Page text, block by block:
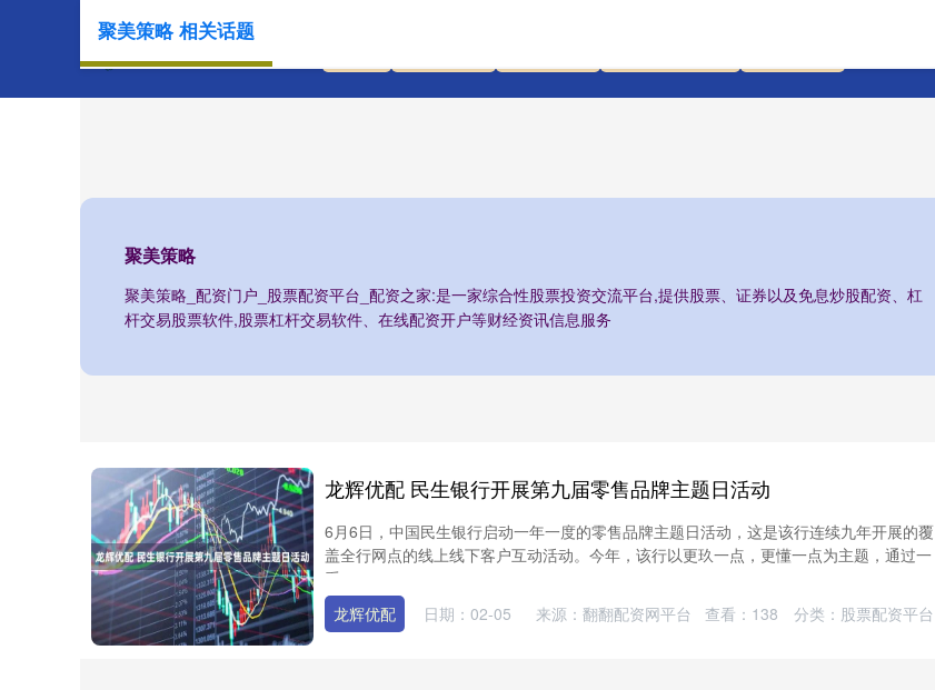
聚美策略
聚美策略_配资门户_股票配资平台_配资之家:是一家综合性股票投资交流平台,提供股票、证券以及免息炒股配资、杠
杆交易股票软件,股票杠杆交易软件、在线配资开户等财经资讯信息服务
聚美策略 相关话题
龙辉优配 民生银行开展第九届零售品牌主题日活动
6月6日，中国民生银行启动一年一度的零售品牌主题日活动，这是该行连续九年开展的覆
盖全行网点的线上线下客户互动活动。今年，该行以更玖一点，更懂一点为主题，通过一
系....
龙辉优配
日期：02-05 来源：翻翻配资网平台 查看： 138 分类： 股票配资平台